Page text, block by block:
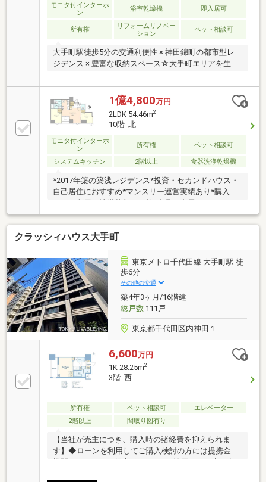
モニタ付インターホ
ン
浴室乾燥機 即入居可
所有権
リフォームリノベー
ション
ペット相談可
大手町駅徒歩5分の交通利便性 × 神田錦町の都市型レ
ジデンス × 豊富な収納スペース☆大手町エリアを生活
圏とする好立地、都心主要エリアへ軽快アクセス！☆
徒歩10分圏内に複数駅・複数路線が揃う、都心ならで
はのマルチアクセス！☆コンパクトながら使いやすい
機能的な間取り！☆浴室乾燥機・独立洗面台・温水洗
浄便座など充実の設備仕様！☆24時間ゴミ出し可能で
忙しい方にも嬉しい環境！☆コンビニ・スーパーも徒
歩圏内で日々のお買い物も便利！ ☆大切な家族と一緒
に暮らせるペット相談可能（細則あり）！
1億4,800万円
2LDK 54.46m2
10階 北
モニタ付インターホ
ン
所有権 ペット相談可
システムキッチン 2階以上 食器洗浄乾燥機
*2017年築の築浅レジデンス*投資・セカンドハウス・
自己居住におすすめ*マンスリー運営実績あり*購入後
（応相談）*神田錦町アドレス 資産性の高い都心立地
クラッシィハウス大手町
東京メトロ千代田線 大手町駅 徒
歩6分
その他の交通
築4年3ヶ月/16階建
総戸数111戸
東京都千代田区内神田１
6,600万円
1K 28.25m2
3階 西
所有権 ペット相談可
エレベーター
2階以上
間取り図有り
【当社が売主につき、購入時の諸経費を抑えられま
す】◆ローンを利用してご購入検討の方には提携金融
件等がございます。◆アクセス・東西線・半蔵門線・